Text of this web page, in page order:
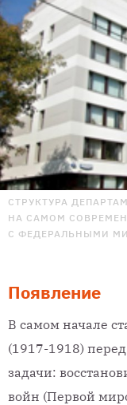
СТРУКТУРА
НА САМОМ
С ФЕДЕРАЛЬНЫМИ
Появление
В самом начале
(1917-1918)
задачи:
войн (Первой